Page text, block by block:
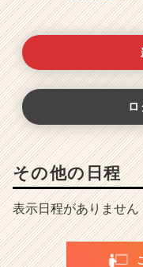
その他の日程
表示日程がありません